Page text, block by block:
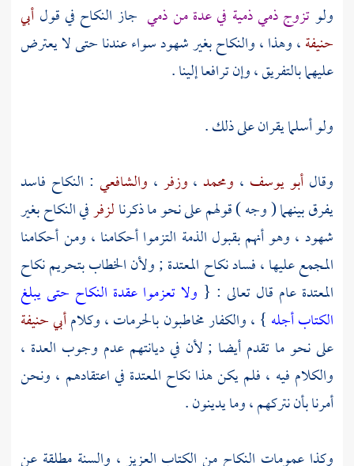
ولوتزوج ذمي ذمية في عدة من ذمي جاز النكاح في قول أبي
حنيفة، وهذا ، والنكاح بغير شهود سواء عندنا حتى لا يعترض
عليهما بالتفريق ، وإن ترافعا إلينا .
ولو أسلما يقران على ذلك .
وقالأبو يوسف ، ومحمد ، وزفر ، والشافعي : النكاح فاسد
يفرق بينهما ( وجه ) قولهم على نحو ما ذكرنالزفرفي النكاح بغير
شهود ، وهو أنهم بقبول الذمة التزموا أحكامنا ، ومن أحكامنا
المجمع عليها ، فساد نكاح المعتدة ; ولأن الخطاب بتحريم نكاح
المعتدة عام قال تعالى : { ولا تعزموا عقدة النكاح حتى يبلغ
الكتاب أجله } ، والكفار مخاطبون بالحرمات ، وكلامأبي حنيفة
على نحو ما تقدم أيضا ; لأن في ديانتهم عدم وجوب العدة ،
والكلام فيه ، فلم يكن هذا نكاح المعتدة في اعتقادهم ، ونحن
أمرنا بأن نتركهم ، وما يدينون .
وكذا عمومات النكاح من الكتاب العزيز ، والسنة مطلقة عن